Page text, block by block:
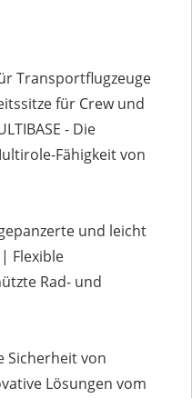
Transportflugzeuge
für Crew und
- Die
Fähigkeit von
und leicht
Flexible
Rad- und
Sicherheit von
Lösungen vom